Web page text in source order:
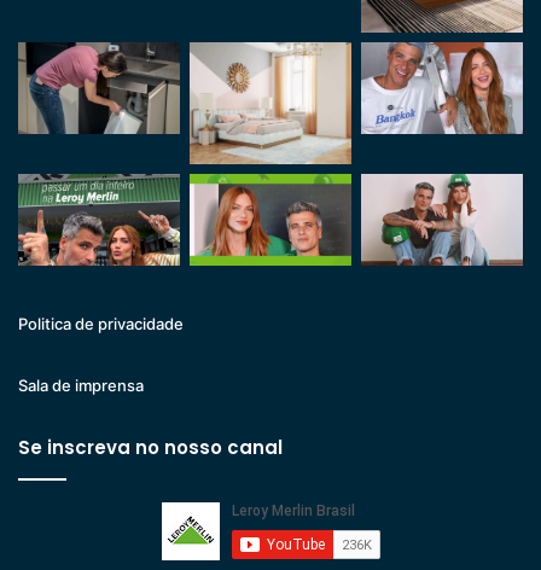
Politica de privacidade
Sala de imprensa
Se inscreva no nosso canal